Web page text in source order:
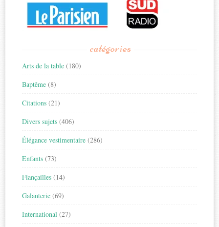
catégories
Arts de la table (180)
Baptême (8)
Citations (21)
Divers sujets (406)
Élégance vestimentaire (286)
Enfants (73)
Fiançailles (14)
Galanterie (69)
International (27)